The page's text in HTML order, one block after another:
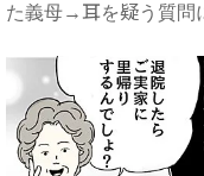
た義母→耳を疑う質問